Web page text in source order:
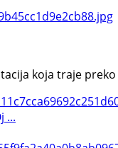
koja traje
...